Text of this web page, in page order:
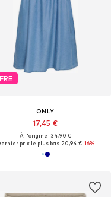
ONLY
17,45 €
À l'origine : 34,90 €
prix le plus bas :20,94 €-16%